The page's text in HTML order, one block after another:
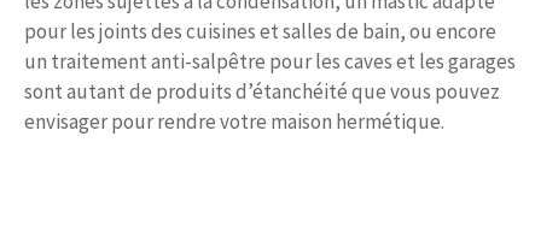
pour les joints des cuisines et salles de bain, ou encore
un traitement anti-salpêtre pour les caves et les garages
sont autant de produits d’étanchéité que vous pouvez
envisager pour rendre votre maison hermétique.